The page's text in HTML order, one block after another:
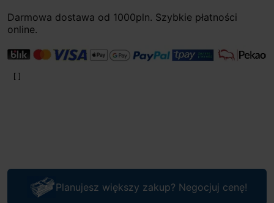
Darmowa dostawa od 1000pln. Szybkie płatności
online.
Planujesz większy zakup? Negocjuj cenę!